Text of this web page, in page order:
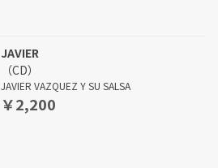
JAVIER
（CD）
JAVIER VAZQUEZ Y SU SALSA
￥2,200